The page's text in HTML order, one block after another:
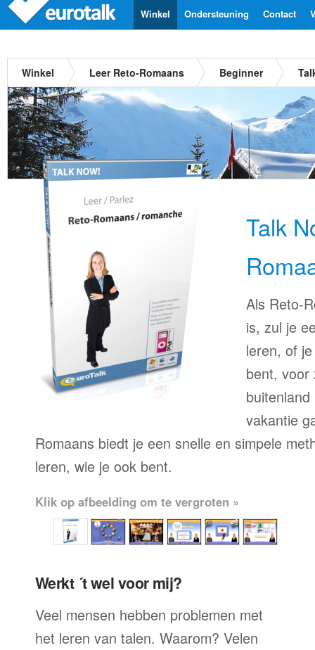
Contact
Ondersteuning
Winkel
Winkel Leer Reto-Romaans Beginner
Talk
Als Reto-
is, zul je
leren, of
bent, voor
vakantie
Romaans biedt je een snelle en simpele
leren, wie je ook bent.
Klik op afbeelding om te vergroten »
Werkt ´t wel voor mij?
Veel mensen hebben problemen met
het leren van talen. Waarom? Velen